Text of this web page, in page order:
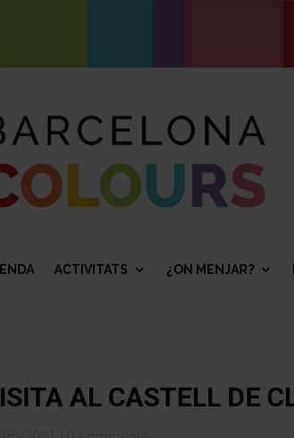
ACTIVITATS ¿ON MENJAR?
AL CASTELL DE